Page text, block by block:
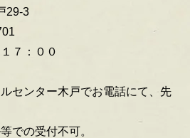
29-3
７：００
センター木戸でお電話にて、先
での受付不可。